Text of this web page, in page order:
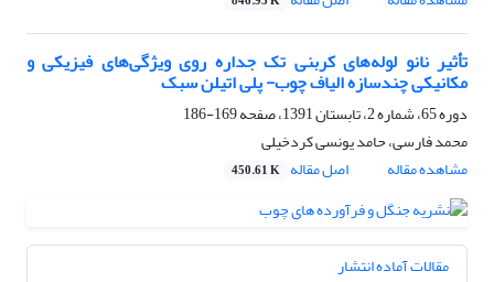
تأثیر نانو لوله‌های کربنی تک جداره روی ویژگی‌های فیزیکی و
مکانیکی چندسازه الیاف چوب- پلی اتیلن سبک
دوره 65، شماره 2، تابستان 1391، صفحه
169-186
محمد فارسی، حامد یونسی کردخیلی
مشاهده مقاله
اصل مقاله 450.61 K
مقالات آماده انتشار